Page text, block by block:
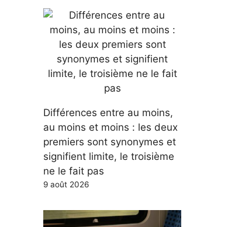
Différences entre au moins,
au moins et moins : les deux
premiers sont synonymes et
signifient limite, le troisième
ne le fait pas
9 août 2026